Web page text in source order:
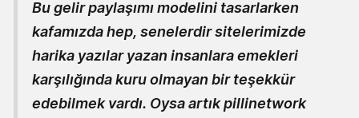
Bu gelir paylaşımı modelini tasarlarken
kafamızda hep, senelerdir sitelerimizde
harika yazılar yazan insanlara emekleri
karşılığında kuru olmayan bir teşekkür
edebilmek vardı. Oysa artık pillinetwork